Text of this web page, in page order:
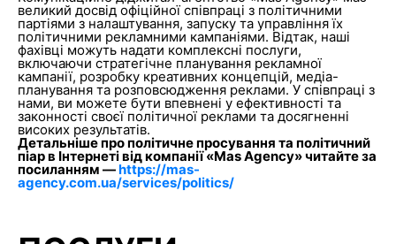
великий досвід офіційної співпраці з політичними
партіями з налаштування, запуску та управління їх
політичними рекламними кампаніями. Відтак, наші
фахівці можуть надати комплексні послуги,
включаючи стратегічне планування рекламної
кампанії, розробку креативних концепцій, медіа-
планування та розповсюдження реклами. У співпраці з
нами, ви можете бути впевнені у ефективності та
законності своєї політичної реклами та досягненні
високих результатів.
Детальніше про політичне просування та політичний
піар в Інтернеті від компанії «Mas Agency» читайте за
посиланням —https://mas-
agency.com.ua/services/politics/